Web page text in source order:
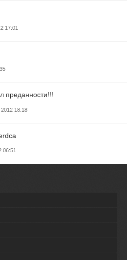
17:01
преданности!!!
18:18
06:51